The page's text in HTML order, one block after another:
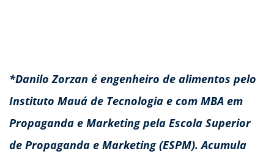
*Danilo Zorzan é engenheiro de alimentos pelo
Instituto Mauá de Tecnologia e com MBA em
Propaganda e Marketing pela Escola Superior
de Propaganda e Marketing (ESPM). Acumula